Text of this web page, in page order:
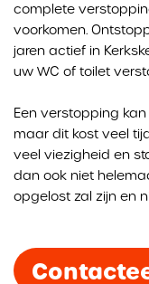
complete
voorkomen.
jaren actief in
uw WC of toilet
Een verstopping
maar dit kost veel
veel viezigheid en
dan ook niet
opgelost zal zijn en